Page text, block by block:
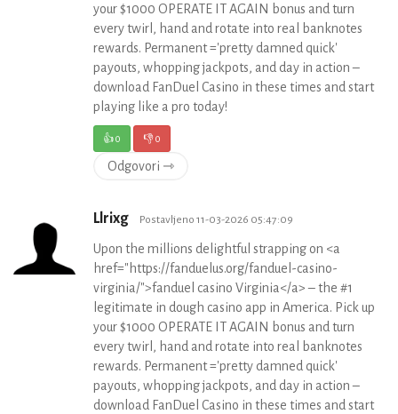
your $1000 OPERATE IT AGAIN bonus and turn
every twirl, hand and rotate into real banknotes
rewards. Permanent ='pretty damned quick'
payouts, whopping jackpots, and day in action –
download FanDuel Casino in these times and start
playing like a pro today!
👍0 👎0
Odgovori ⇾
Llrixg Postavljeno 11-03-2026 05:47:09
Upon the millions delightful strapping on <a
href="https://fanduelus.org/fanduel-casino-
virginia/">fanduel casino Virginia</a> – the #1
legitimate in dough casino app in America. Pick up
your $1000 OPERATE IT AGAIN bonus and turn
every twirl, hand and rotate into real banknotes
rewards. Permanent ='pretty damned quick'
payouts, whopping jackpots, and day in action –
download FanDuel Casino in these times and start